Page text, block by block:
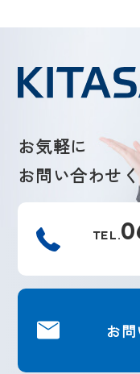
お気軽に
お問い合わせ
TEL.
お